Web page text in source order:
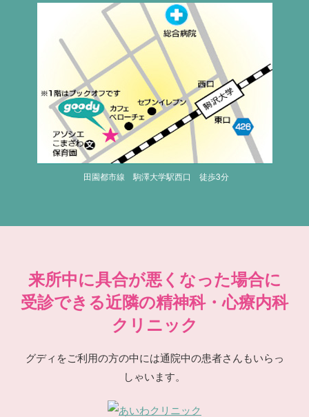
田園都市線 駒澤大学駅西口 徒歩3分
来所中に具合が悪くなった場合に
受診できる近隣の精神科・心療内科
クリニック
グディをご利用の方の中には通院中の患者さんもいらっ
しゃいます。